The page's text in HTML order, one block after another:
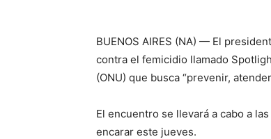
BUENOS AIRES (NA) — El
contra el femicidio llamado
(ONU) que busca “prevenir,
El encuentro se llevará a cabo a
encarar este jueves.